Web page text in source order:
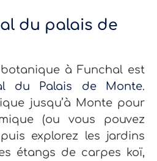
du palais de
à Funchal est
du Palais de Monte.
jusqu’à Monte pour
(ou vous pouvez
explorez les jardins
étangs de carpes koï,